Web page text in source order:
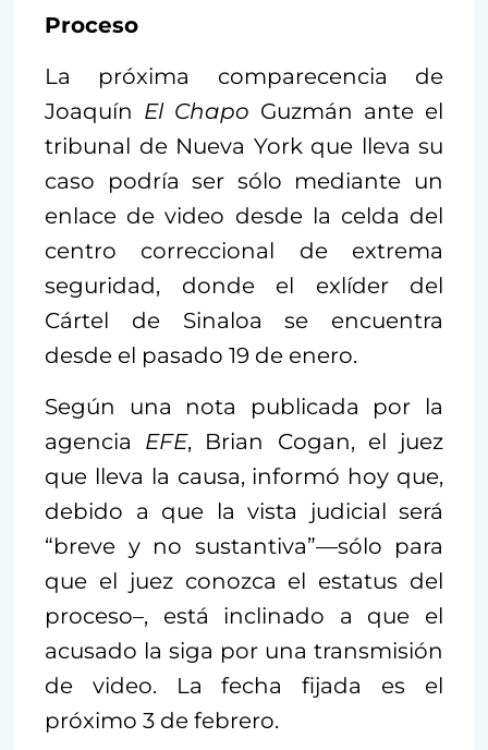
Proceso
La próxima comparecencia de
Joaquín El Chapo Guzmán ante el
tribunal de Nueva York que lleva su
caso podría ser sólo mediante un
enlace de video desde la celda del
centro correccional de extrema
seguridad, donde el exlíder del
Cártel de Sinaloa se encuentra
desde el pasado 19 de enero.
Según una nota publicada por la
agencia EFE, Brian Cogan, el juez
que lleva la causa, informó hoy que,
debido a que la vista judicial será
“breve y no sustantiva”—sólo para
que el juez conozca el estatus del
proceso–, está inclinado a que el
acusado la siga por una transmisión
de video. La fecha fijada es el
próximo 3 de febrero.